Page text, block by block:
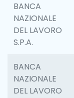
BANCA
NAZIONALE
DEL LAVORO
S.P.A.
BANCA
NAZIONALE
DEL LAVORO